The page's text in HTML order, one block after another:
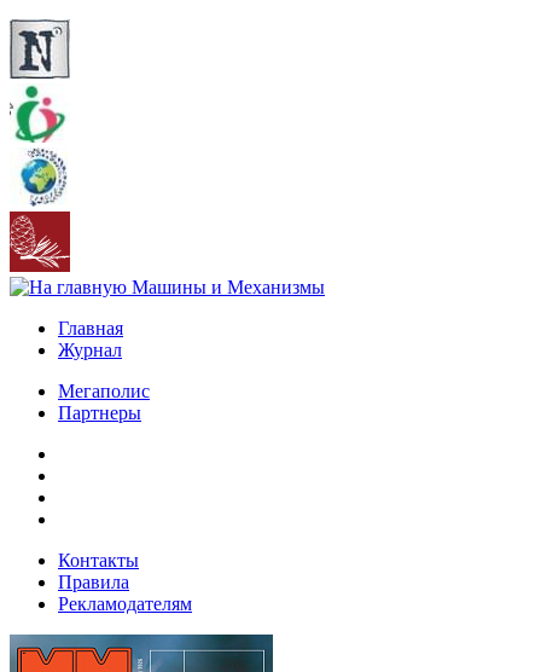
Главная
Журнал
Мегаполис
Партнеры
Контакты
Правила
Рекламодателям